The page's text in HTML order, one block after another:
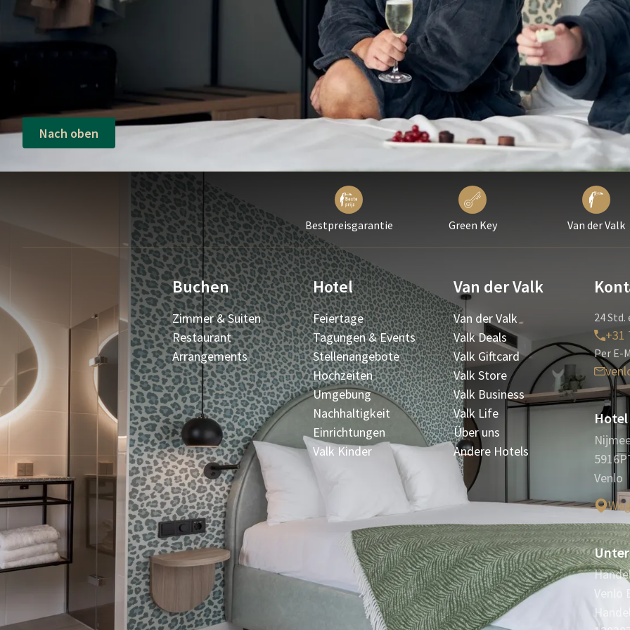
Nach oben
Bestpreisgarantie Green Key Van der Valk
Buchen
Zimmer & Suiten
Restaurant
Arrangements
Hotel
Feiertage
Tagungen & Events
Stellenangebote
Hochzeiten
Umgebung
Nachhaltigkeit
Einrichtungen
Valk Kinder
Van der Valk
Van der Valk
Valk Deals
Valk Giftcard
Valk Store
Valk Business
Valk Life
Über uns
Andere Hotels
24
+31
Per E-
Venlo
Venlo